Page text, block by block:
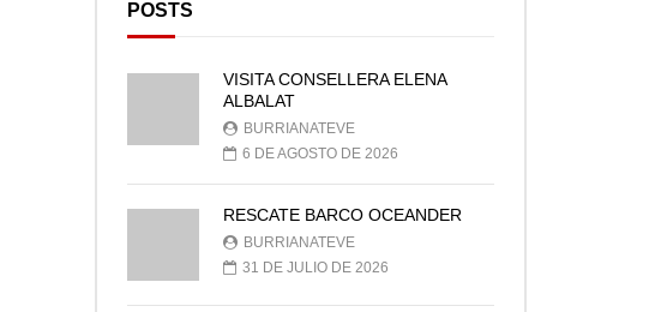
POSTS
VISITA CONSELLERA ELENA
ALBALAT
BURRIANATEVE
6 DE AGOSTO DE 2026
RESCATE BARCO OCEANDER
BURRIANATEVE
31 DE JULIO DE 2026